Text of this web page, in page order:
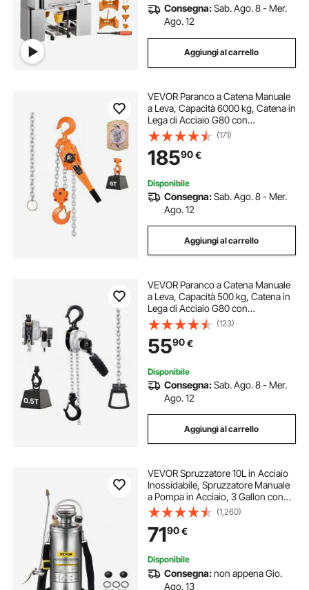
Consegna:Sab. Ago. 8 - Mer.
Ago. 12
Aggiungi al carrello
VEVOR Paranco a Catena Manuale
a Leva, Capacità 6000 kg, Catena in
Lega di Acciaio G80 con
Sollevamento di 3 m e Freno
Meccanico a Doppio Nottolino,
Ganci Rotanti, per Magazzino
Garage
(171)
18590€
Disponibile
Consegna:Sab. Ago. 8 - Mer.
Ago. 12
Aggiungi al carrello
VEVOR Paranco a Catena Manuale
a Leva, Capacità 500 kg, Catena in
Lega di Acciaio G80 con
Sollevamento di 1,5 m e Freno
Meccanico a Doppio Nottolino,
Ganci Rotanti, per Magazzino
Garage
(123)
5590€
Disponibile
Consegna:Sab. Ago. 8 - Mer.
Ago. 12
Aggiungi al carrello
VEVOR Spruzzatore 10L in Acciaio
Inossidabile, Spruzzatore Manuale
a Pompa in Acciaio, 3 Gallon con
Spruzzatore per Giardinaggio,
Irroratrice Manuale, Domestico e
Pulizia del Terreno
(1,260)
7190€
Disponibile
Consegna:non appena Gio.
Ago. 13